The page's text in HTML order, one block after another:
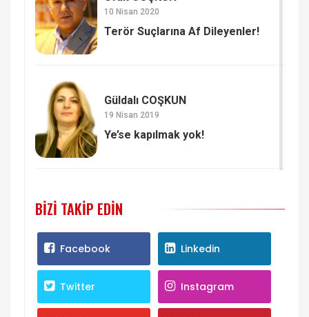
10 Nisan 2020
Terör Suçlarına Af Dileyenler!
Güldalı COŞKUN
19 Nisan 2019
Ye’se kapılmak yok!
BIZI TAKIP EDIN
Facebook Linkedin
Twitter Instagram